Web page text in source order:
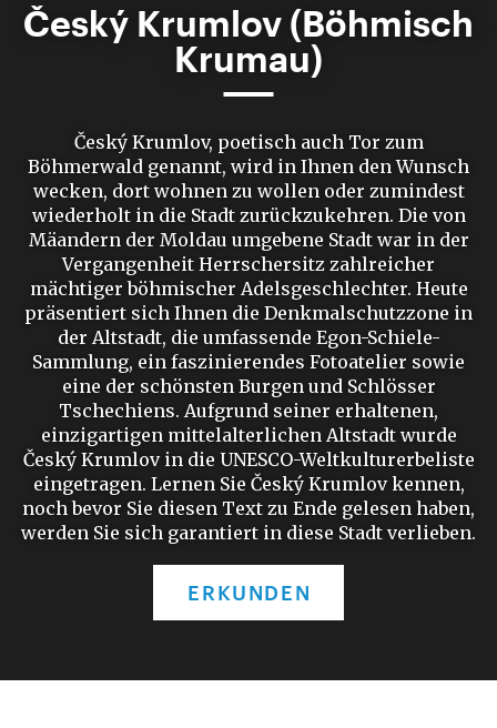
Český Krumlov (Böhmisch
Krumau)
Český Krumlov, poetisch auch Tor zum
Böhmerwald genannt, wird in Ihnen den Wunsch
wecken, dort wohnen zu wollen oder zumindest
wiederholt in die Stadt zurückzukehren. Die von
Mäandern der Moldau umgebene Stadt war in der
Vergangenheit Herrschersitz zahlreicher
mächtiger böhmischer Adelsgeschlechter. Heute
präsentiert sich Ihnen die Denkmalschutzzone in
der Altstadt, die umfassende Egon-Schiele-
Sammlung, ein faszinierendes Fotoatelier sowie
eine der schönsten Burgen und Schlösser
Tschechiens. Aufgrund seiner erhaltenen,
einzigartigen mittelalterlichen Altstadt wurde
Český Krumlov in die UNESCO-Weltkulturerbeliste
eingetragen. Lernen Sie Český Krumlov kennen,
noch bevor Sie diesen Text zu Ende gelesen haben,
werden Sie sich garantiert in diese Stadt verlieben.
ERKUNDEN